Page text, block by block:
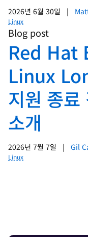
2026년 6월 30일 |
Linux
Blog post
Red Hat
Linux
지원 종
소개
2026년 7월 7일 | Gil
Linux